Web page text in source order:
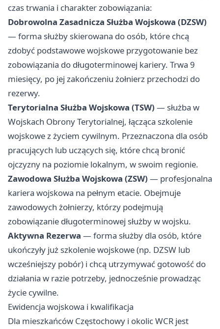
czas trwania i charakter zobowiązania:
Dobrowolna Zasadnicza Służba Wojskowa (DZSW)
— forma służby skierowana do osób, które chcą
zdobyć podstawowe wojskowe przygotowanie bez
zobowiązania do długoterminowej kariery. Trwa 9
miesięcy, po jej zakończeniu żołnierz przechodzi do
rezerwy.
Terytorialna Służba Wojskowa (TSW) — służba w
Wojskach Obrony Terytorialnej, łącząca szkolenie
wojskowe z życiem cywilnym. Przeznaczona dla osób
pracujących lub uczących się, które chcą bronić
ojczyzny na poziomie lokalnym, w swoim regionie.
Zawodowa Służba Wojskowa (ZSW) — profesjonalna
kariera wojskowa na pełnym etacie. Obejmuje
zawodowych żołnierzy, którzy podejmują
zobowiązanie długoterminowej służby w wojsku.
Aktywna Rezerwa — forma służby dla osób, które
ukończyły już szkolenie wojskowe (np. DZSW lub
wcześniejszy pobór) i chcą utrzymywać gotowość do
działania w razie potrzeby, jednocześnie prowadząc
życie cywilne.
Ewidencja wojskowa i kwalifikacja
Dla mieszkańców Częstochowy i okolic WCR jest